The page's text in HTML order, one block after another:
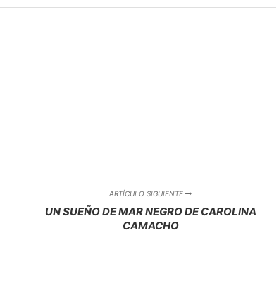
ARTÍCULO SIGUIENTE
UN SUEÑO DE MAR NEGRO DE CAROLINA
CAMACHO